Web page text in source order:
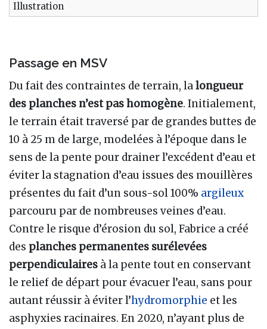
Illustration
Passage en MSV
Du fait des contraintes de terrain, lalongueur
des planches n’est pas homogène. Initialement,
le terrain était traversé par de grandes buttes de
10 à 25 m de large, modelées à l’époque dans le
sens de la pente pour drainer l’excédent d’eau et
éviter la stagnation d’eau issues des mouillères
présentes du fait d’un sous-sol 100% argileux
parcouru par de nombreuses veines d’eau.
Contre le risque d’érosion du sol, Fabrice a créé
des planches permanentes surélevées
perpendiculaires à la pente tout en conservant
le relief de départ pour évacuer l’eau, sans pour
autant réussir à éviter l’hydromorphie et les
asphyxies racinaires. En 2020, n’ayant plus de